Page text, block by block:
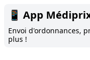
📱 App
Envoi d'ordonnances,
plus !